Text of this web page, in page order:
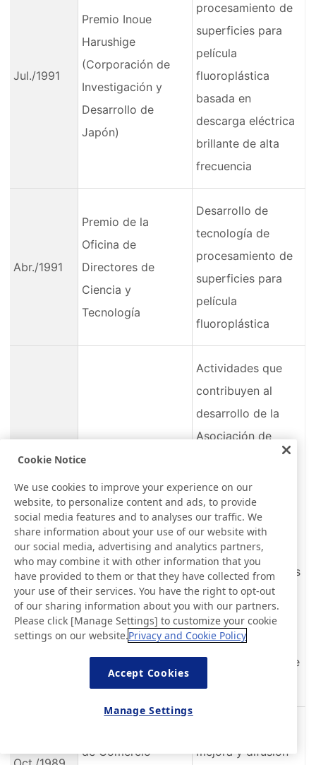
Jul./1991
Premio Inoue
Harushige
(Corporación de
Investigación y
Desarrollo de
Japón)
procesamiento de
superficies para
película
fluoroplástica
basada en
descarga eléctrica
brillante de alta
frecuencia
Abr./1991
Premio de la
Oficina de
Directores de
Ciencia y
Tecnología
Desarrollo de
tecnología de
procesamiento de
superficies para
película
fluoroplástica
Nov./1990
Medalla Blue
Ribbon (decoración
nacional japonesa)
Actividades que
contribuyen al
desarrollo de la
Asociación de
Japón, la
Asociación de
Materiales
Aislantes Eléctricos
de Japón, la
Asociación de la
Industria de
Fluoropolímeros de
Japón
de Comercio
mejora y difusión
Cookie Notice
We use cookies to improve your experience on our
website, to personalize content and ads, to provide
social media features and to analyses our traffic. We
share information about your use of our website with
our social media, advertising and analytics partners,
who may combine it with other information that you
have provided to them or that they have collected from
your use of their services. You have the right to opt-out
of our sharing information about you with our partners.
Please click [Manage Settings] to customize your cookie
settings on our website.Privacy and Cookie Policy
Accept Cookies
Manage Settings